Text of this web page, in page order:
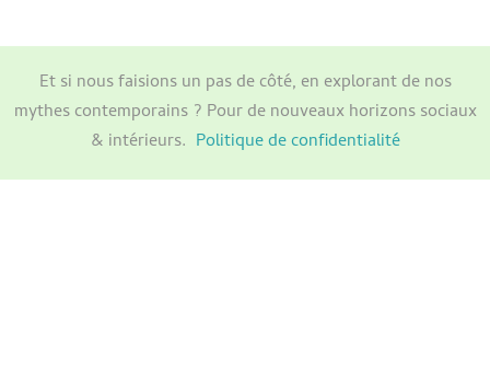
Et si nous faisions un pas de côté, en explorant de nos
mythes contemporains ? Pour de nouveaux horizons sociaux
& intérieurs. Politique de confidentialité